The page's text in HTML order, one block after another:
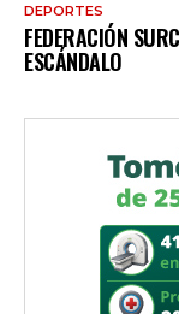
DEPORTES
FEDERACIÓN
ESCÁNDALO